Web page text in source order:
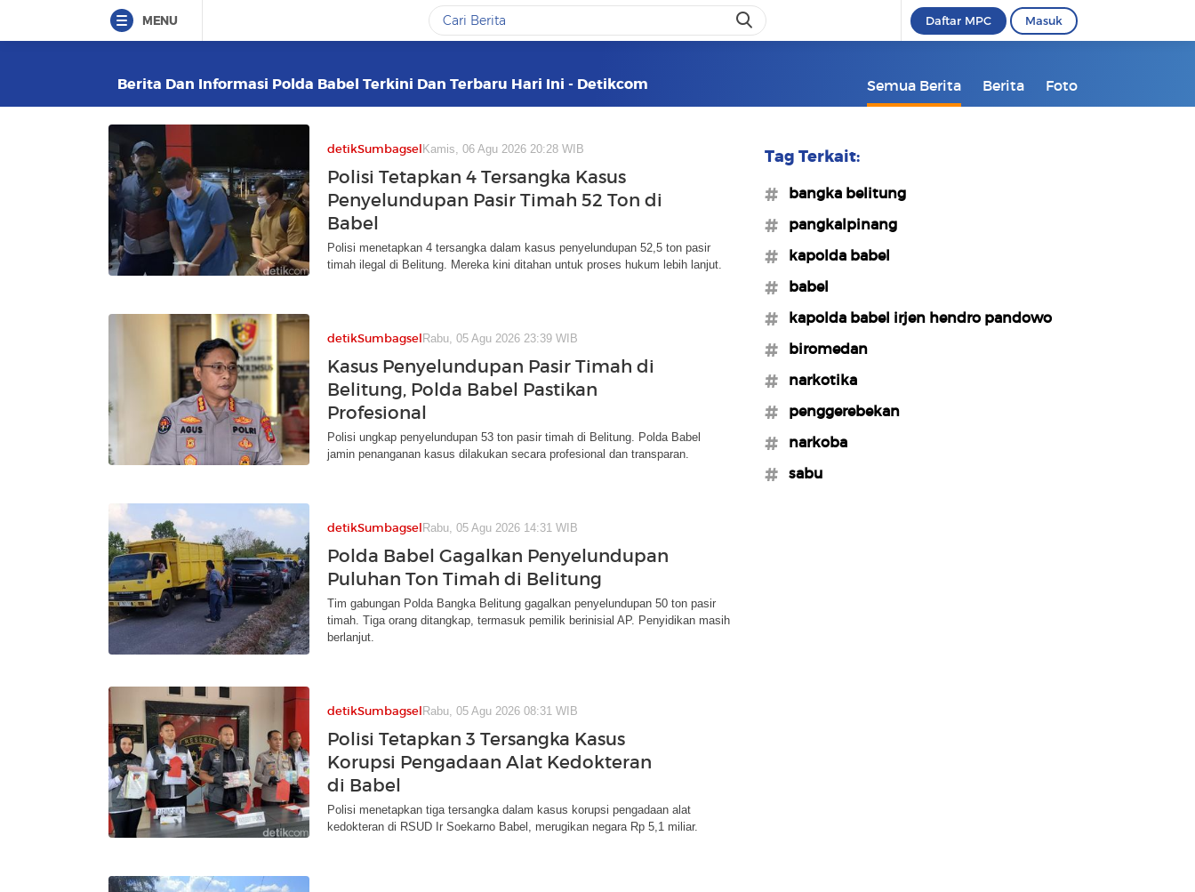
MENU Daftar MPC Masuk
Berita Dan Informasi Polda Babel Terkini Dan Terbaru Hari Ini - Detikcom Semua Berita Berita Foto
detikSumbagsel Kamis, 06 Agu 2026 20:28 WIB
Polisi Tetapkan 4 Tersangka Kasus
Penyelundupan Pasir Timah 52 Ton di
Babel
Polisi menetapkan 4 tersangka dalam kasus penyelundupan 52,5 ton pasir
timah ilegal di Belitung. Mereka kini ditahan untuk proses hukum lebih lanjut.
detikSumbagsel Rabu, 05 Agu 2026 23:39 WIB
Kasus Penyelundupan Pasir Timah di
Belitung, Polda Babel Pastikan
Profesional
Polisi ungkap penyelundupan 53 ton pasir timah di Belitung. Polda Babel
jamin penanganan kasus dilakukan secara profesional dan transparan.
detikSumbagsel Rabu, 05 Agu 2026 14:31 WIB
Polda Babel Gagalkan Penyelundupan
Puluhan Ton Timah di Belitung
Tim gabungan Polda Bangka Belitung gagalkan penyelundupan 50 ton pasir
timah. Tiga orang ditangkap, termasuk pemilik berinisial AP. Penyidikan masih
berlanjut.
detikSumbagsel Rabu, 05 Agu 2026 08:31 WIB
Polisi Tetapkan 3 Tersangka Kasus
Korupsi Pengadaan Alat Kedokteran
di Babel
Polisi menetapkan tiga tersangka dalam kasus korupsi pengadaan alat
kedokteran di RSUD Ir Soekarno Babel, merugikan negara Rp 5,1 miliar.
Tag Terkait:
#bangka belitung
#pangkalpinang
#kapolda babel
#babel
#kapolda babel irjen hendro pandowo
#biromedan
#narkotika
#penggerebekan
#narkoba
#sabu